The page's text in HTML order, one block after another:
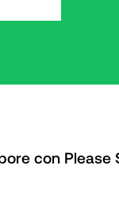
con Please